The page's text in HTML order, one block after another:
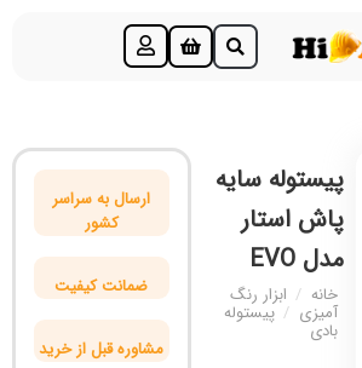
پیستوله سایه
پاش استار
مدل EVO
خانه / ابزار رنگ
آمیزی / پیستوله
بادی
ارسال به سراسر
کشور
ضمانت کیفیت
مشاوره قبل از خرید